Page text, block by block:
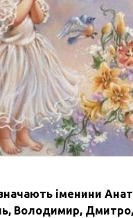
іменини
Володимир,